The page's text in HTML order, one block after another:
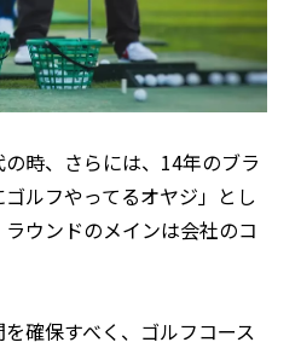
時、さらには、14年のブラ
ルフやってるオヤジ」とし
ウンドのメインは会社のコ
確保すべく、ゴルフコース